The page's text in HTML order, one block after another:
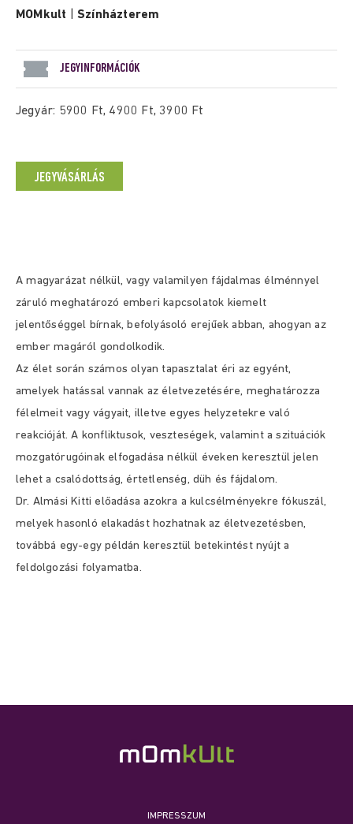
MOMkult |Színházterem
JEGYINFORMÁCIÓK
Jegyár: 5900 Ft, 4900 Ft, 3900 Ft
JEGYVÁSÁRLÁS
A magyarázat nélkül, vagy valamilyen fájdalmas élménnyel
záruló meghatározó emberi kapcsolatok kiemelt
jelentőséggel bírnak, befolyásoló erejűek abban, ahogyan az
ember magáról gondolkodik.
Az élet során számos olyan tapasztalat éri az egyént,
amelyek hatással vannak az életvezetésére, meghatározza
félelmeit vagy vágyait, illetve egyes helyzetekre való
reakcióját. A konfliktusok, veszteségek, valamint a szituációk
mozgatórugóinak elfogadása nélkül éveken keresztül jelen
lehet a csalódottság, értetlenség, düh és fájdalom.
Dr. Almási Kitti előadása azokra a kulcsélményekre fókuszál,
melyek hasonló elakadást hozhatnak az életvezetésben,
továbbá egy-egy példán keresztül betekintést nyújt a
feldolgozási folyamatba.
IMPRESSZUM